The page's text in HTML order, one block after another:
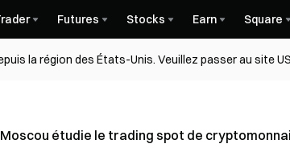
Futures Stocks Earn Square
la région des États-Unis. Veuillez passer au site
étudie le trading spot de